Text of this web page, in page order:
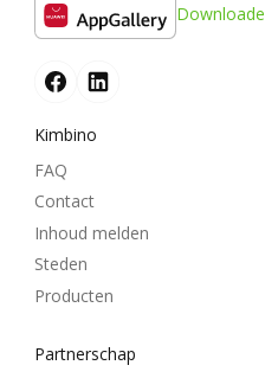
Kimbino
FAQ
Contact
Inhoud melden
Steden
Producten
Partnerschap